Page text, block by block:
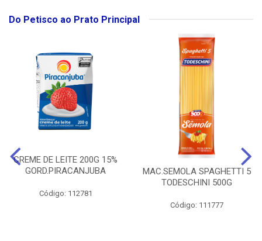
Do Petisco ao Prato Principal
CREME DE LEITE 200G 15%
GORD.PIRACANJUBA
Código: 112781
MAC.SEMOLA SPAGHETTI 5
TODESCHINI 500G
Código: 111777